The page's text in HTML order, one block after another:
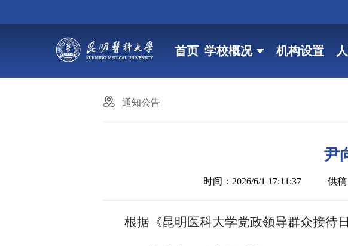
首页 学校概况 机构设置
通知公告
尹
时间：2026/6/1 17:11:37 供
根据《昆明医科大学党政领导群众接待